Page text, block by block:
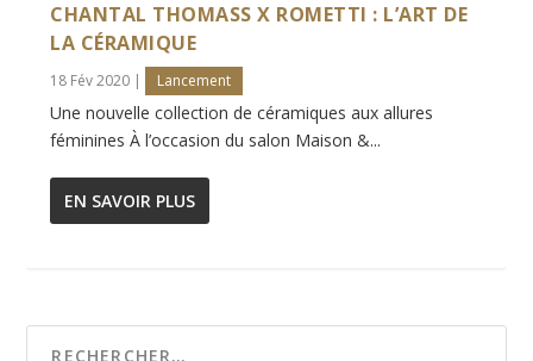
CHANTAL THOMASS X ROMETTI : L’ART DE
LA CÉRAMIQUE
18 Fév 2020 | Lancement
Une nouvelle collection de céramiques aux allures
féminines À l’occasion du salon Maison &...
EN SAVOIR PLUS